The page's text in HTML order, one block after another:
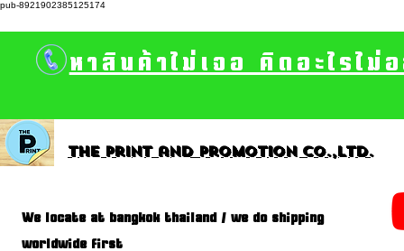
pub-8921902385125174
หาสินค้าไม่เจอ คิดอะไรไ
The print and promotion CO.,Ltd.
We locate at bangkok thailand / we do shipping
worldwide first